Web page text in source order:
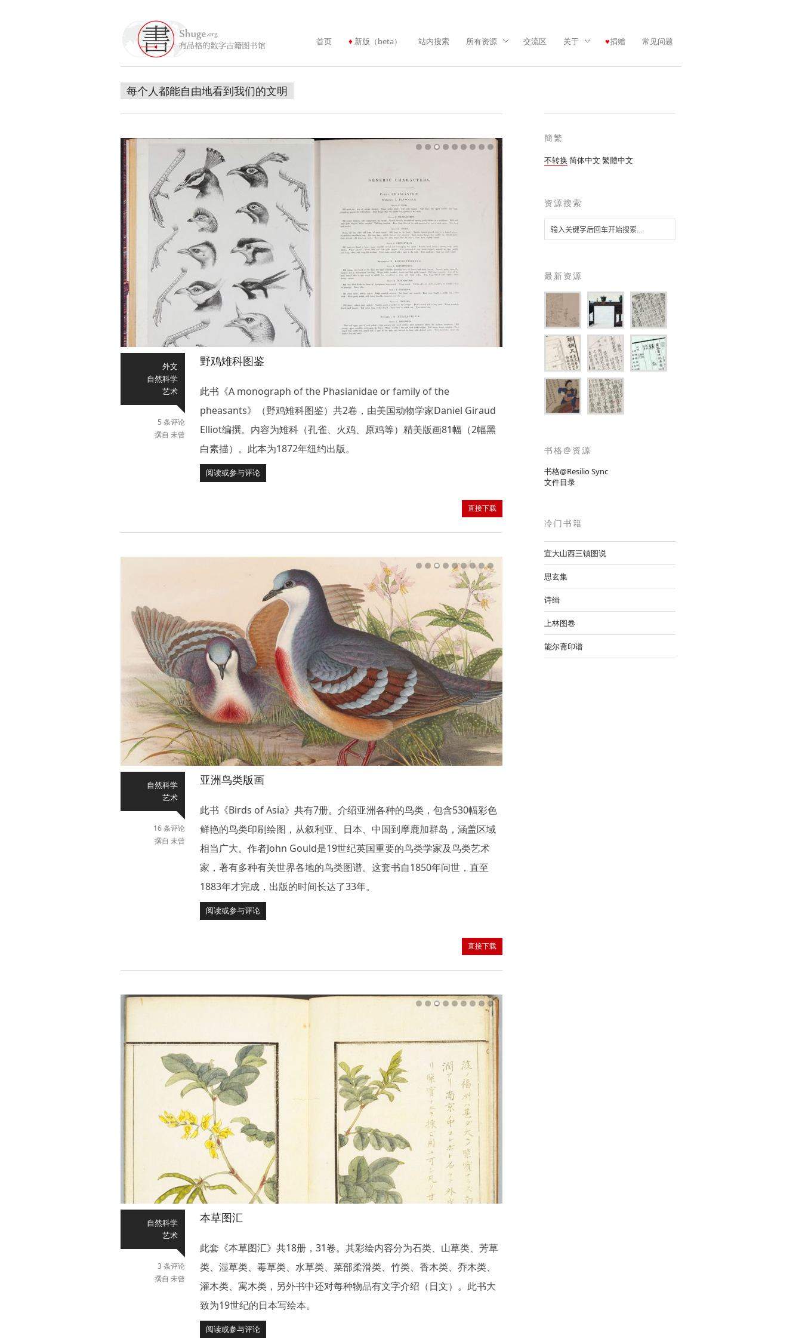
首页 新版（beta） 站内搜索 所有资源 交流区 关于 捐赠 常见问题
每个人都能自由地看到我们的文明
外文
自然科学
艺术
5 条评论
撰自 未曾
野鸡雉科图鉴
此书《A monograph of the Phasianidae or family of the
pheasants》（野鸡雉科图鉴）共2卷，由美国动物学家Daniel Giraud
Elliot编撰。内容为雉科（孔雀、火鸡、原鸡等）精美版画81幅（2幅黑
白素描）。此本为1872年纽约出版。
阅读或参与评论
直接下载
自然科学
艺术
16 条评论
撰自 未曾
亚洲鸟类版画
此书《Birds of Asia》共有7册。介绍亚洲各种的鸟类，包含530幅彩色
鲜艳的鸟类印刷绘图，从叙利亚、日本、中国到摩鹿加群岛，涵盖区域
相当广大。作者John Gould是19世纪英国重要的鸟类学家及鸟类艺术
家，著有多种有关世界各地的鸟类图谱。这套书自1850年问世，直至
1883年才完成，出版的时间长达了33年。
阅读或参与评论
直接下载
自然科学
艺术
3 条评论
撰自 未曾
本草图汇
此套《本草图汇》共18册，31卷。其彩绘内容分为石类、山草类、芳草
类、湿草类、毒草类、水草类、菜部柔滑类、竹类、香木类、乔木类、
灌木类、寓木类，另外书中还对每种物品有文字介绍（日文）。此书大
致为19世纪的日本写绘本。
阅读或参与评论
簡繁
不转换 简体中文 繁體中文
资源搜索
最新资源
书格@资源
书格@Resilio Sync
文件目录
冷门书籍
宣大山西三镇图说
思玄集
诗缉
上林图卷
能尔斋印谱